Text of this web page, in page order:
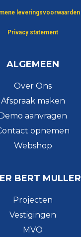
leveringsvoorwaarden
Privacy statement
ALGEMEEN
Over Ons
Afspraak maken
aanvragen
opnemen
Webshop
BERT MULLER
Projecten
Vestigingen
MVO